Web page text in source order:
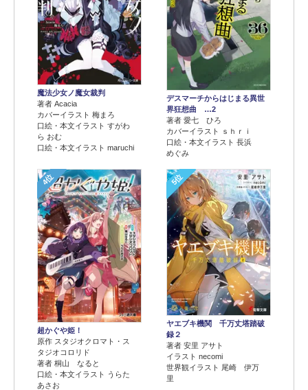
魔法少女ノ魔女裁判
著者 Acacia
カバーイラスト 梅まろ
口絵・本文イラスト すがわ
ら おむ
口絵・本文イラスト maruchi
デスマーチからはじまる異世
界狂想曲 …2
著者 愛七 ひろ
カバーイラスト ｓｈｒｉ
口絵・本文イラスト 長浜
めぐみ
4位
超かぐや姫！
原作 スタジオクロマト・ス
タジオコロリド
著者 桐山 なると
口絵・本文イラスト うらた
あさお
5位
ヤエブキ機関 千万丈塔踏破
録２
著者 安里 アサト
イラスト necomi
世界観イラスト 尾崎 伊万
里